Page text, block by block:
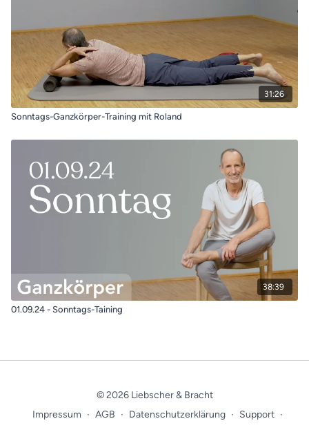
31:26
Sonntags-Ganzkörper-Training mit Roland
38:39
01.09.24 - Sonntags-Taining
© 2026 Liebscher & Bracht
Impressum ∙ AGB ∙ Datenschutzerklärung ∙ Support ∙